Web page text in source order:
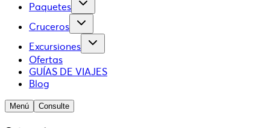
Paquetes
Cruceros
Excursiones
Ofertas
GUÍAS DE VIAJES
Blog
Menú Consulte